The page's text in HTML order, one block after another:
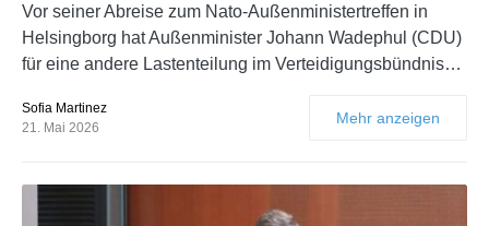
Vor seiner Abreise zum Nato-Außenministertreffen in
Helsingborg hat Außenminister Johann Wadephul (CDU)
für eine andere Lastenteilung im Verteidigungsbündnis…
Sofia Martinez
21. Mai 2026
Mehr anzeigen